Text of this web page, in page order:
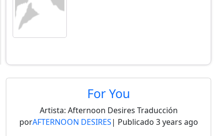
For You
Artista: Afternoon Desires Traducción
porAFTERNOON DESIRES| Publicado 3 years ago